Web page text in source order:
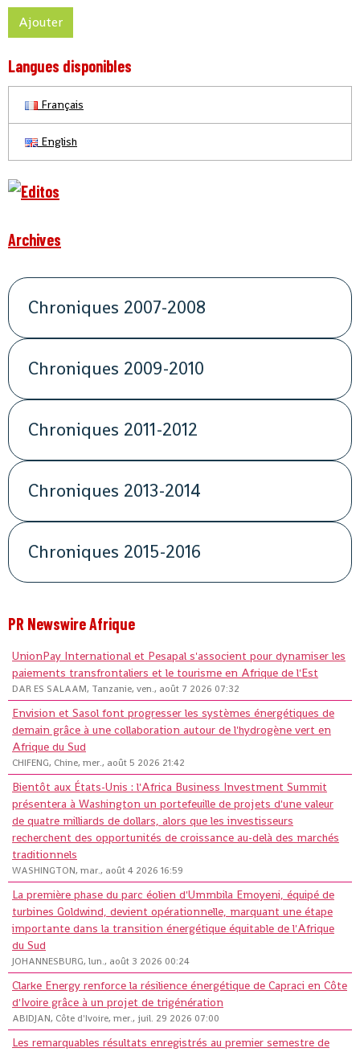
Ajouter
Langues disponibles
Français
English
Archives
Chroniques 2007-2008
Chroniques 2009-2010
Chroniques 2011-2012
Chroniques 2013-2014
Chroniques 2015-2016
PR Newswire Afrique
UnionPay International et Pesapal s'associent pour dynamiser les
paiements transfrontaliers et le tourisme en Afrique de l'Est
DAR ES SALAAM, Tanzanie, ven., août 7 2026 07:32
Envision et Sasol font progresser les systèmes énergétiques de
demain grâce à une collaboration autour de l'hydrogène vert en
Afrique du Sud
CHIFENG, Chine, mer., août 5 2026 21:42
Bientôt aux États-Unis : l'Africa Business Investment Summit
présentera à Washington un portefeuille de projets d'une valeur
de quatre milliards de dollars, alors que les investisseurs
recherchent des opportunités de croissance au-delà des marchés
traditionnels
WASHINGTON, mar., août 4 2026 16:59
La première phase du parc éolien d'Ummbila Emoyeni, équipé de
turbines Goldwind, devient opérationnelle, marquant une étape
importante dans la transition énergétique équitable de l'Afrique
du Sud
JOHANNESBURG, lun., août 3 2026 00:24
Clarke Energy renforce la résilience énergétique de Capraci en Côte
d'Ivoire grâce à un projet de trigénération
ABIDJAN, Côte d'Ivoire, mer., juil. 29 2026 07:00
Les remarquables résultats enregistrés au premier semestre de